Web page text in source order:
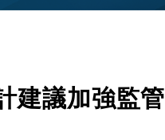
建議加強監管